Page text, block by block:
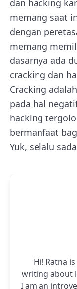
dan hacking
memang saat
dengan
memang
dasarnya ada
cracking dan
Cracking
pada hal
hacking
bermanfaat
Yuk, selalu
Hi! Ratna
writing about
I am an